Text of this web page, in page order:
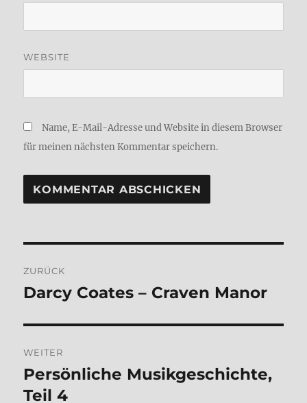
WEBSITE
Name, E-Mail-Adresse und Website in diesem Browser
für meinen nächsten Kommentar speichern.
ZURÜCK
Vorheriger
Dar­cy Coa­tes – Cra­ven Man­or
WEITER
Nächster
Beitrag:
Per­sön­li­che Musik­ge­schich­te,
Teil 4